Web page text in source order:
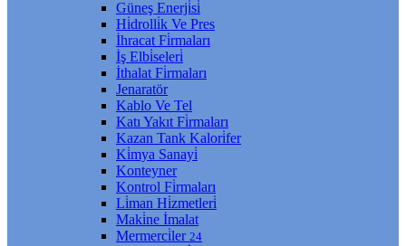
Güneş Enerji̇si̇
Hi̇drolli̇k Ve Pres
İhracat Fi̇rmaları
İş Elbi̇seleri̇
İthalat Fi̇rmaları
Jenaratör
Kablo Ve Tel
Katı Yakıt Fi̇rmaları
Kazan Tank Kalori̇fer
Ki̇mya Sanayi̇
Konteyner
Kontrol Fi̇rmaları
Li̇man Hi̇zmetleri̇
Maki̇ne İmalat
Mermerci̇ler 24